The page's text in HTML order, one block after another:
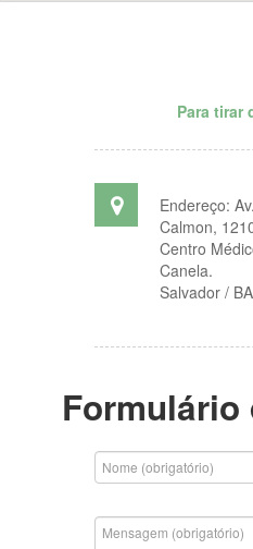
Para tirar
Endereço:
Calmon,
Centro
Canela.
Salvador /
Formulário